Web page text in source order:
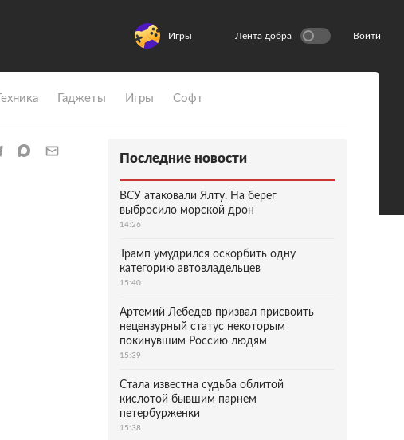
Игры Лента добра Войти
Техника Гаджеты Игры Софт
Последние новости
ВСУ атаковали Ялту. На берег
выбросило морской дрон
14:26
Трамп умудрился оскорбить одну
категорию автовладельцев
15:40
Артемий Лебедев призвал присвоить
нецензурный статус некоторым
покинувшим Россию людям
15:39
Стала известна судьба облитой
кислотой бывшим парнем
петербурженки
15:38